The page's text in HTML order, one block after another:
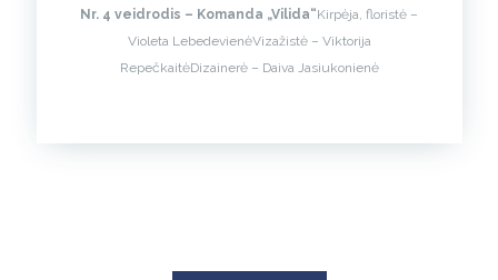
Nr. 4 veidrodis – Komanda „Vilida“Kirpėja, floristė –
Violeta LebedevienėVizažistė – Viktorija
RepečkaitėDizainerė – Daiva Jasiukonienė